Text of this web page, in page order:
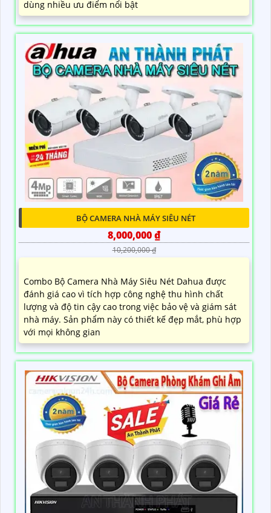
dùng nhiều ưu điểm nổi bật
BỘ CAMERA NHÀ MÁY SIÊU NÉT
8,000,000 ₫
10,200,000 ₫
Combo Bộ Camera Nhà Máy Siêu Nét Dahua được
đánh giá cao vì tích hợp công nghệ thu hình chất
lượng và độ tin cậy cao trong việc bảo vệ và giám sát
nhà máy. Sản phẩm này có thiết kế đẹp mắt, phù hợp
với mọi không gian